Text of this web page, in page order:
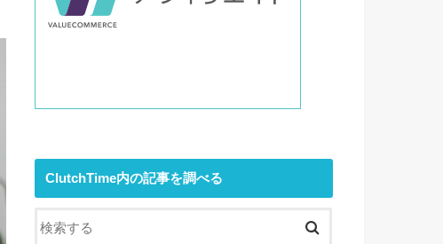
ClutchTime内の記事を調べる